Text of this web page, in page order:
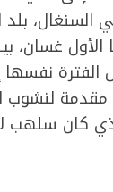
بلد
غسان،
الفترة
لنشوب
كان سلهب